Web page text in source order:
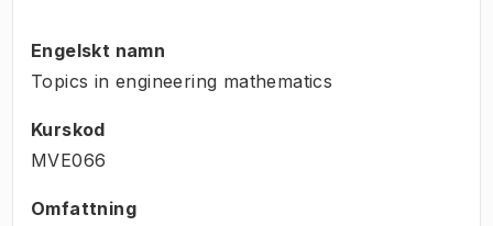
Engelskt namn
Topics in engineering mathematics
Kurskod
MVE066
Omfattning